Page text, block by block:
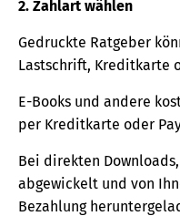
2. Zahlart wählen
Gedruckte Ratgeber
Lastschrift, Kreditkarte
E-Books und andere
per Kreditkarte oder
Bei direkten
abgewickelt und von
Bezahlung